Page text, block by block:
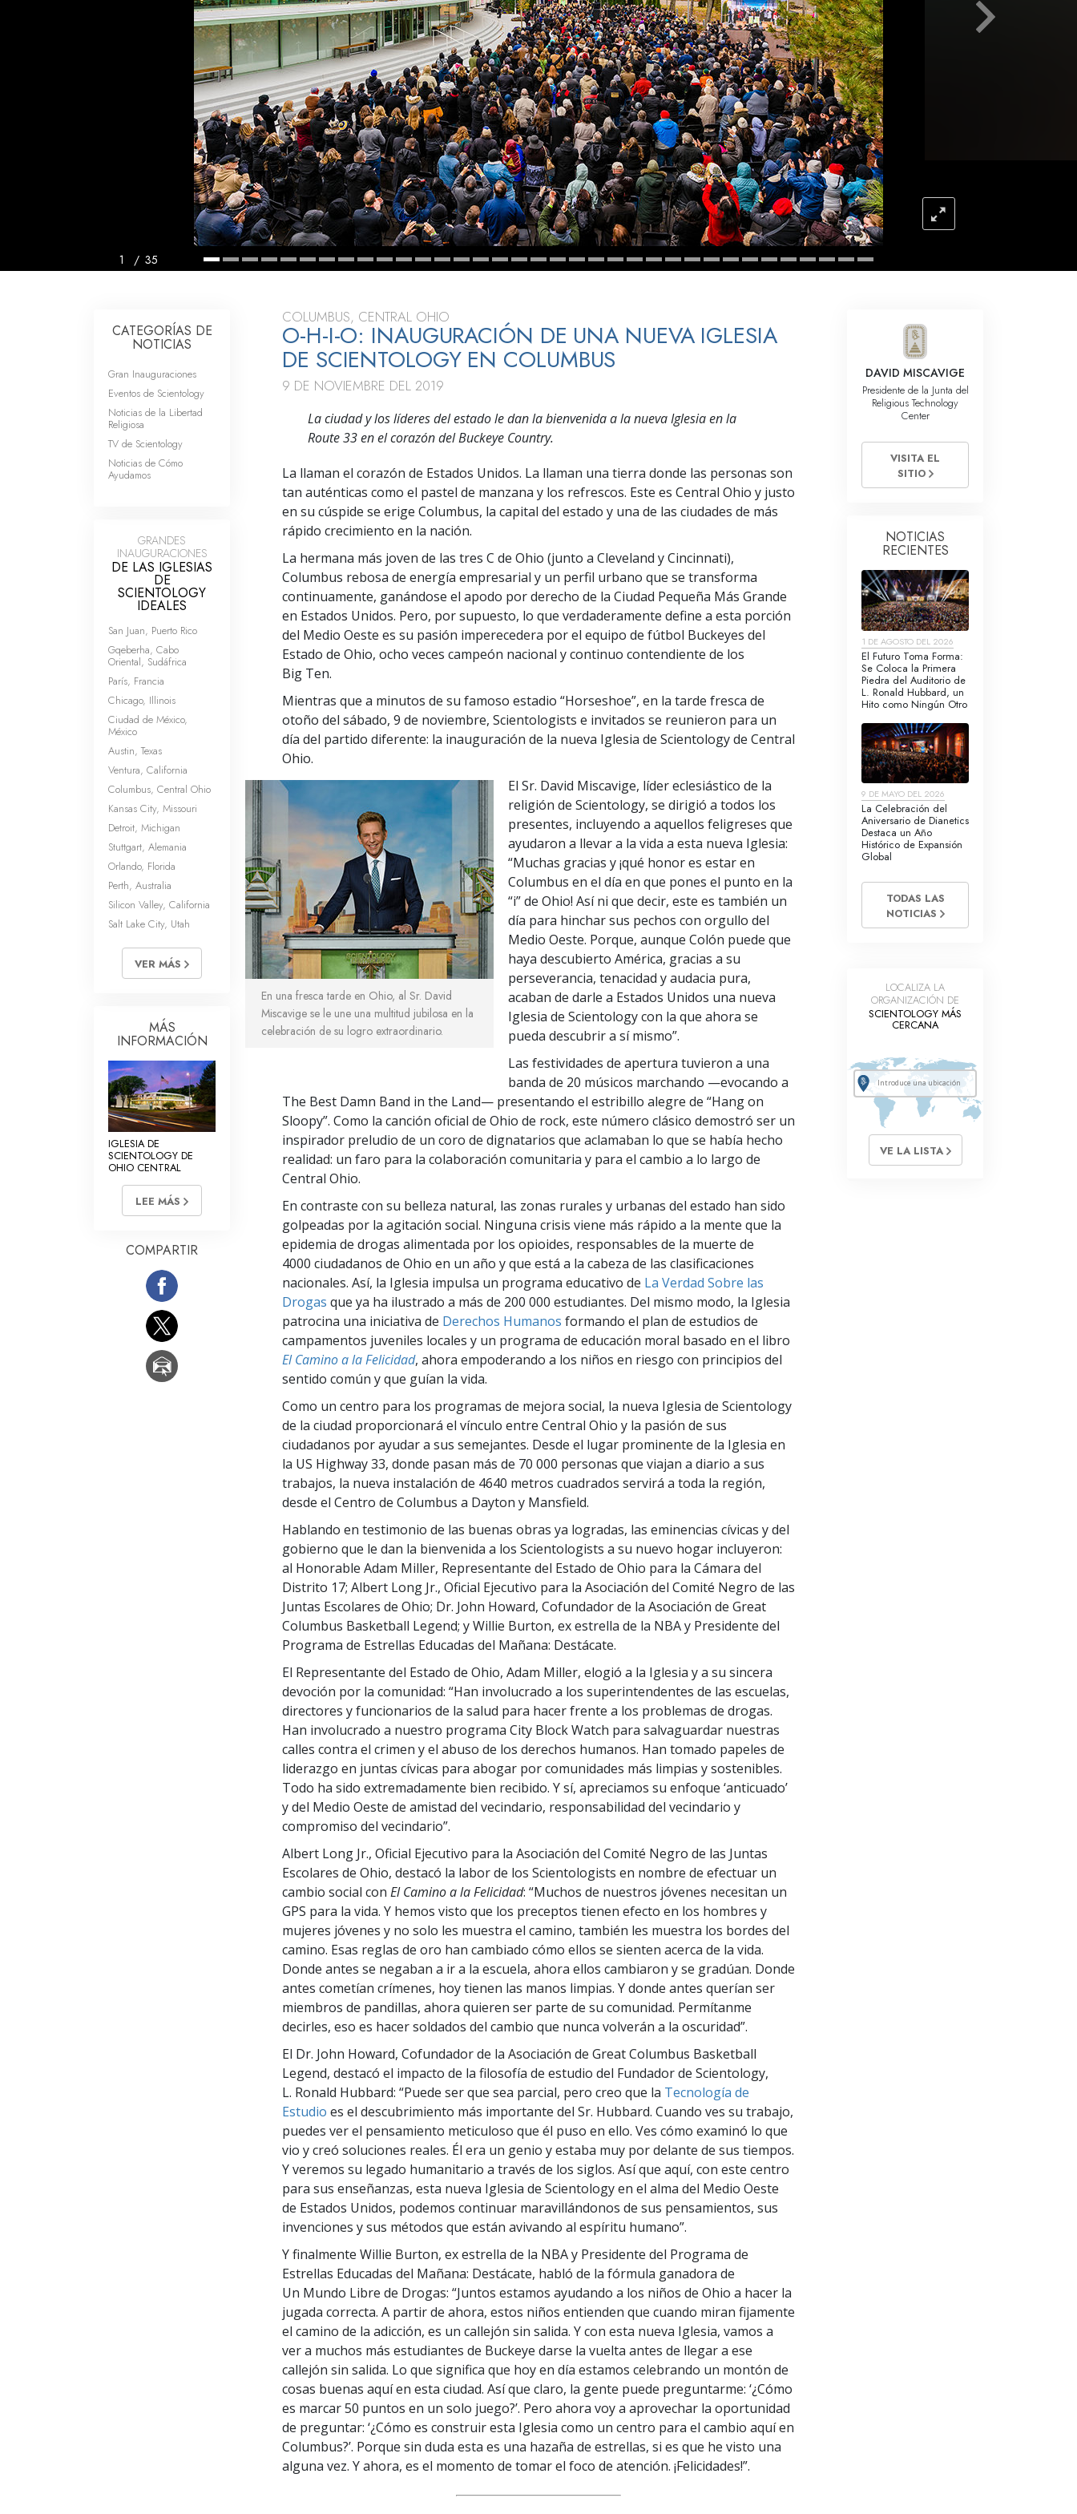
Amor y Odio: ¿Qué es Grandeza?
Respuestas a las Drogas
Los Niños
Herramientas para el Entorno Laboral
La Ética y las
Condiciones
La Causa de la Supresión
Investigaciones
Los Fundamentos de la Organización
Los Fundamentos de las Relaciones
Públicas
La Tecnología de Estudio
1 / 35
COLUMBUS, CENTRAL OHIO
O-H-I-O: INAUGURACIÓN DE UNA NUEVA IGLESIA
DE SCIENTOLOGY EN COLUMBUS
9 DE NOVIEMBRE DEL 2019
La ciudad y los líderes del estado le dan la bienvenida a la nueva Iglesia en la
Route 33 en el corazón del Buckeye Country.
La llaman el corazón de Estados Unidos. La llaman una tierra donde las personas son
tan auténticas como el pastel de manzana y los refrescos. Este es Central Ohio y justo
en su cúspide se erige Columbus, la capital del estado y una de las ciudades de más
rápido crecimiento en la nación.
La hermana más joven de las tres C de Ohio (junto a Cleveland y Cincinnati),
Columbus rebosa de energía empresarial y un perfil urbano que se transforma
continuamente, ganándose el apodo por derecho de la Ciudad Pequeña Más Grande
en Estados Unidos. Pero, por supuesto, lo que verdaderamente define a esta porción
del Medio Oeste es su pasión imperecedera por el equipo de fútbol Buckeyes del
Estado de Ohio, ocho veces campeón nacional y continuo contendiente de los
Big Ten.
Mientras que a minutos de su famoso estadio “Horseshoe”, en la tarde fresca de
otoño del sábado, 9 de noviembre, Scientologists e invitados se reunieron para un
día del partido diferente: la inauguración de la nueva Iglesia de Scientology de Central
Ohio.
En una fresca tarde en Ohio, al Sr. David
Miscavige se le une una multitud jubilosa en la
celebración de su logro extraordinario.
El Sr. David Miscavige, líder eclesiástico de la
religión de Scientology, se dirigió a todos los
presentes, incluyendo a aquellos feligreses que
ayudaron a llevar a la vida a esta nueva Iglesia:
“Muchas gracias y ¡qué honor es estar en
Columbus en el día en que pones el punto en la
“i” de Ohio! Así ni que decir, este es también un
día para hinchar sus pechos con orgullo del
Medio Oeste. Porque, aunque Colón puede que
haya descubierto América, gracias a su
perseverancia, tenacidad y audacia pura,
acaban de darle a Estados Unidos una nueva
Iglesia de Scientology con la que ahora se
pueda descubrir a sí mismo”.
Las festividades de apertura tuvieron a una
banda de 20 músicos marchando —evocando a
The Best Damn Band in the Land— presentando el estribillo alegre de “Hang on
Sloopy”. Como la canción oficial de Ohio de rock, este número clásico demostró ser un
inspirador preludio de un coro de dignatarios que aclamaban lo que se había hecho
realidad: un faro para la colaboración comunitaria y para el cambio a lo largo de
Central Ohio.
En contraste con su belleza natural, las zonas rurales y urbanas del estado han sido
golpeadas por la agitación social. Ninguna crisis viene más rápido a la mente que la
epidemia de drogas alimentada por los opioides, responsables de la muerte de
4000 ciudadanos de Ohio en un año y que está a la cabeza de las clasificaciones
nacionales. Así, la Iglesia impulsa un programa educativo de La Verdad Sobre las
Drogas que ya ha ilustrado a más de 200 000 estudiantes. Del mismo modo, la Iglesia
patrocina una iniciativa de Derechos Humanos formando el plan de estudios de
campamentos juveniles locales y un programa de educación moral basado en el libro
El Camino a la Felicidad, ahora empoderando a los niños en riesgo con principios del
sentido común y que guían la vida.
Como un centro para los programas de mejora social, la nueva Iglesia de Scientology
de la ciudad proporcionará el vínculo entre Central Ohio y la pasión de sus
ciudadanos por ayudar a sus semejantes. Desde el lugar prominente de la Iglesia en
la US Highway 33, donde pasan más de 70 000 personas que viajan a diario a sus
trabajos, la nueva instalación de 4640 metros cuadrados servirá a toda la región,
desde el Centro de Columbus a Dayton y Mansfield.
Hablando en testimonio de las buenas obras ya logradas, las eminencias cívicas y del
gobierno que le dan la bienvenida a los Scientologists a su nuevo hogar incluyeron:
al Honorable Adam Miller, Representante del Estado de Ohio para la Cámara del
Distrito 17; Albert Long Jr., Oficial Ejecutivo para la Asociación del Comité Negro de las
Juntas Escolares de Ohio; Dr. John Howard, Cofundadorde la Asociación de Great
Columbus Basketball Legend; y Willie Burton, ex estrella de la NBA y Presidente del
Programa de Estrellas Educadas del Mañana: Destácate.
El Representante del Estado de Ohio, Adam Miller, elogió a la Iglesia y a su sincera
devoción por la comunidad: “Han involucrado a los superintendentes de las escuelas,
directores y funcionarios de la salud para hacer frente a los problemas de drogas.
Han involucrado a nuestro programa City Block Watch para salvaguardar nuestras
calles contra el crimen y el abuso de los derechos humanos. Han tomado papeles de
liderazgo en juntas cívicas para abogar por comunidades más limpias y sostenibles.
Todo ha sido extremadamente bien recibido. Y sí, apreciamos su enfoque ‘anticuado’
y del Medio Oeste de amistad del vecindario, responsabilidad del vecindario y
compromiso del vecindario”.
Albert Long Jr., Oficial Ejecutivo para la Asociación del Comité Negro de las Juntas
Escolares de Ohio, destacó la labor de los Scientologists en nombre de efectuar un
cambio social con El Camino a la Felicidad: “Muchos de nuestros jóvenes necesitan un
GPS para la vida. Y hemos visto que los preceptos tienen efecto en los hombres y
mujeres jóvenes y no solo les muestra el camino, también les muestra los bordes del
camino. Esas reglas de oro han cambiado cómo ellos se sienten acerca de la vida.
Donde antes se negaban a ir a la escuela, ahora ellos cambiaron y se gradúan. Donde
antes cometían crímenes, hoy tienen las manos limpias. Y donde antes querían ser
miembros de pandillas, ahora quieren ser parte de su comunidad. Permítanme
decirles, eso es hacer soldados del cambio que nunca volverán a la oscuridad”.
El Dr. John Howard, Cofundador de la Asociación de Great Columbus Basketball
Legend, destacó el impacto de la filosofía de estudio del Fundador de Scientology,
L. Ronald Hubbard: “Puede ser que sea parcial, pero creo que la Tecnología de
Estudio es el descubrimiento más importante del Sr. Hubbard. Cuando ves su trabajo,
puedes ver el pensamiento meticuloso que él puso en ello. Ves cómo examinó lo que
vio y creó soluciones reales. Él era un genio y estaba muy por delante de sus tiempos.
Y veremos su legado humanitario a través de los siglos. Así que aquí, con este centro
para sus enseñanzas, esta nueva Iglesia de Scientology en el alma del Medio Oeste
de Estados Unidos, podemos continuar maravillándonos de sus pensamientos, sus
invenciones y sus métodos que están avivando al espíritu humano”.
Y finalmente Willie Burton, ex estrella de la NBA y Presidente del Programa de
Estrellas Educadas del Mañana: Destácate, habló de la fórmula ganadora de
Un Mundo Libre de Drogas: “Juntos estamos ayudando a los niños de Ohio a hacer la
jugada correcta. A partir de ahora, estos niños entienden que cuando miran fijamente
el camino de la adicción, es un callejón sin salida. Y con esta nueva Iglesia, vamos a
ver a muchos más estudiantes de Buckeye darse la vuelta antes de llegar a ese
callejón sin salida. Lo que significa que hoy en día estamos celebrando un montón de
cosas buenas aquí en esta ciudad. Así que claro, la gente puede preguntarme: ‘¿Cómo
es marcar 50 puntos en un solo juego?’. Pero ahora voy a aprovechar la oportunidad
de preguntar: ‘¿Cómo es construir esta Iglesia como un centro para el cambio aquí en
Columbus?’. Porque sin duda esta es una hazaña de estrellas, si es que he visto una
alguna vez. Y ahora, es el momento de tomar el foco de atención. ¡Felicidades!”.
CATEGORÍAS DE
NOTICIAS
Gran Inauguraciones
Eventos de Scientology
Noticias de la Libertad
Religiosa
TV de Scientology
Noticias de Cómo
Ayudamos
GRANDES
INAUGURACIONES
DE LAS IGLESIAS
DE
SCIENTOLOGY
IDEALES
San Juan, Puerto Rico
Gqeberha, Cabo
Oriental, Sudáfrica
París, Francia
Chicago, Illinois
Ciudad de México,
México
Austin, Texas
Ventura, California
Columbus, Central Ohio
Kansas City, Missouri
Detroit, Michigan
Stuttgart, Alemania
Orlando, Florida
Perth, Australia
Silicon Valley, California
Salt Lake City, Utah
VER MÁS
MÁS
INFORMACIÓN
IGLESIA DE
SCIENTOLOGY DE
OHIO CENTRAL
LEE MÁS
COMPARTIR
DAVID MISCAVIGE
Presidente de la Junta del
Religious Technology
Center
VISITA EL
SITIO
NOTICIAS
RECIENTES
1 DE AGOSTO DEL 2026
El Futuro Toma Forma:
Se Coloca la Primera
Piedra del Auditorio de
L. Ronald Hubbard, un
Hito como Ningún Otro
9 DE MAYO DEL 2026
La Celebración del
Aniversario de Dianetics
Destaca un Año
Histórico de Expansión
Global
TODAS LAS
NOTICIAS
LOCALIZA LA
ORGANIZACIÓN DE
SCIENTOLOGY MÁS
CERCANA
VE LA LISTA